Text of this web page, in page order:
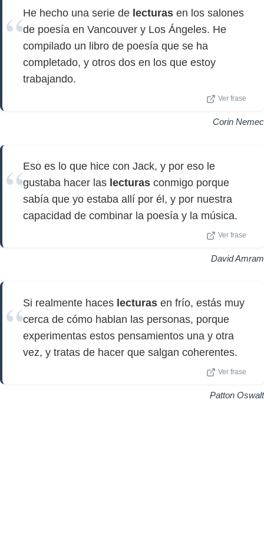
He hecho una serie de lecturas en los salones
de poesía en Vancouver y Los Ángeles. He
compilado un libro de poesía que se ha
completado, y otros dos en los que estoy
trabajando.
Ver frase
Corin Nemec
Eso es lo que hice con Jack, y por eso le
gustaba hacer las lecturas conmigo porque
sabía que yo estaba allí por él, y por nuestra
capacidad de combinar la poesía y la música.
Ver frase
David Amram
Si realmente haces lecturas en frío, estás muy
cerca de cómo hablan las personas, porque
experimentas estos pensamientos una y otra
vez, y tratas de hacer que salgan coherentes.
Ver frase
Patton Oswalt